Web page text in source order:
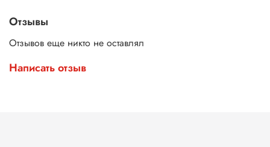
Отзывы
Отзывов еще никто не оставлял
Написать отзыв